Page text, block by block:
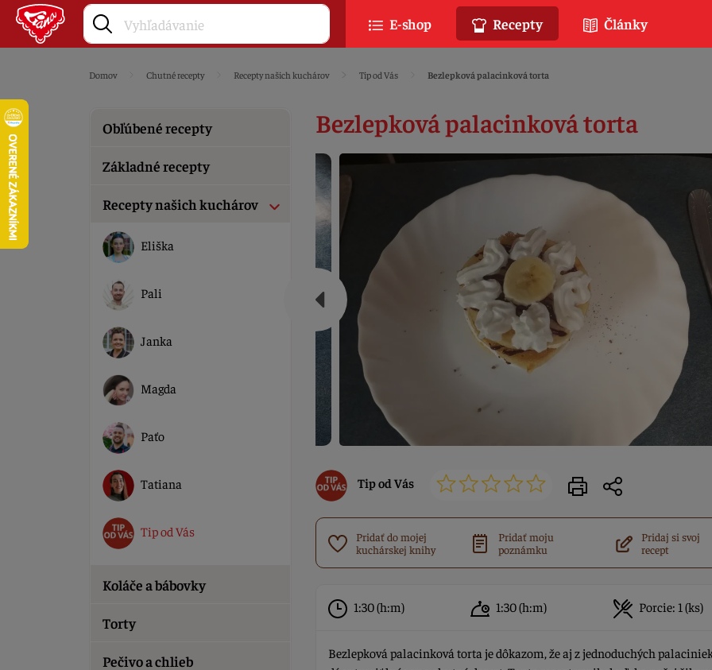
Domov Chutné recepty Recepty našich kuchárov Tip od Vás Bezlepková palacinková torta
Obľúbené recepty
Základné recepty
Recepty našich kuchárov
Eliška
Pali
Janka
Magda
Paťo
Tatiana
Tip od Vás
Koláče a bábovky
Torty
Pečivo a chlieb
Bezlepková palacinková torta
Tip od Vás
Pridať do mojej
kuchárskej knihy
Pridať moju
poznámku
Pridaj si svoj
recept
1:30(h:m) 1:30(h:m) Porcie: 1 (ks)
Bezlepková palacinková torta je dôkazom, že aj z jednoduchých
E-shop Recepty Články